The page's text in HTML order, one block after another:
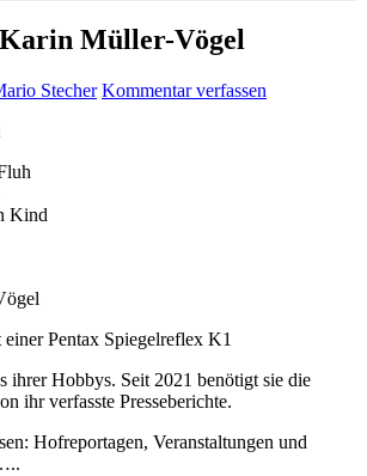
Müller-Vögel
Stecher Kommentar verfassen
Kind
Pentax Spiegelreflex K1
ihrer Hobbys. Seit 2021 benötigt sie die
ihr verfasste Presseberichte.
Hofreportagen, Veranstaltungen und